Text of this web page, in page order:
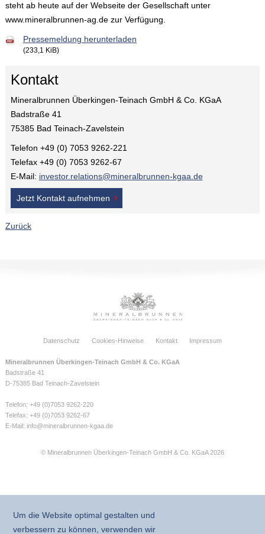
steht ab heute auf der Webseite der Gesellschaft unter
www.mineralbrunnen-ag.de zur Verfügung.
Pressemeldung herunterladen
(233,1 KiB)
Kontakt
Mineralbrunnen Überkingen-Teinach GmbH & Co. KGaA
Badstraße 41
75385 Bad Teinach-Zavelstein
Telefon +49 (0) 7053 9262-221
Telefax +49 (0) 7053 9262-67
E-Mail: investor.relations@mineralbrunnen-kgaa.de
Jetzt Kontakt aufnehmen
Zurück
Datenschutz Cookies-Hinweise Kontakt Impressum
Mineralbrunnen Überkingen-Teinach GmbH & Co. KGaA
Badstraße 41
D-75385 Bad Teinach-Zavelstein
Telefon: +49 (0)7053 9262-220
Telefax: +49 (0)7053 9262-67
E-Mail: info@mineralbrunnen-kgaa.de
© Mineralbrunnen Überkingen-Teinach GmbH & Co. KGaA 2026
Um die Website optimal gestalten und
verbessern zu können, verwenden wir